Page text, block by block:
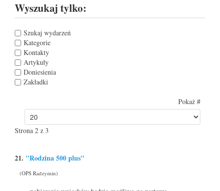
Wyszukaj tylko:
Szukaj wydarzeń
Kategorie
Kontakty
Artykuły
Doniesienia
Zakładki
Pokaż #
Strona 2 z 3
21. "Rodzina 500 plus"
(OPS Radzymin)